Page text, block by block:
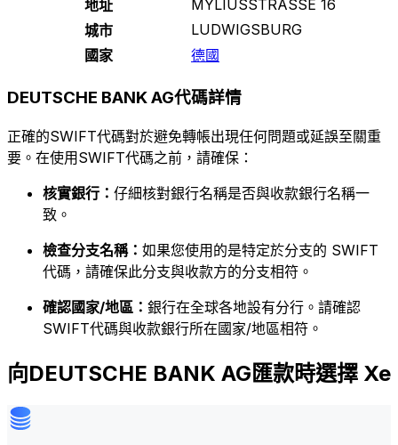
地址
MYLIUSSTRASSE 16
城市
LUDWIGSBURG
國家
德國
DEUTSCHE BANK AG代碼詳情
正確的SWIFT代碼對於避免轉帳出現任何問題或延誤至關重
要。在使用SWIFT代碼之前，請確保：
核實銀行： 仔細核對銀行名稱是否與收款銀行名稱一
致。
檢查分支名稱： 如果您使用的是特定於分支的 SWIFT
代碼，請確保此分支與收款方的分支相符。
確認國家/地區： 銀行在全球各地設有分行。請確認
SWIFT代碼與收款銀行所在國家/地區相符。
向DEUTSCHE BANK AG匯款時選擇 Xe